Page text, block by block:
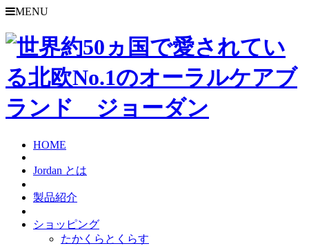
MENU
HOME
Jordan とは
製品紹介
ショッピング
たかくらとくらす